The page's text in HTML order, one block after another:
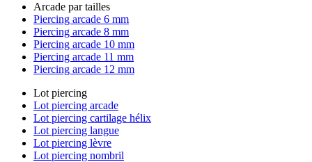
Arcade par tailles
Piercing arcade 6 mm
Piercing arcade 8 mm
Piercing arcade 10 mm
Piercing arcade 11 mm
Piercing arcade 12 mm
Lot piercing
Lot piercing arcade
Lot piercing cartilage hélix
Lot piercing langue
Lot piercing lèvre
Lot piercing nombril